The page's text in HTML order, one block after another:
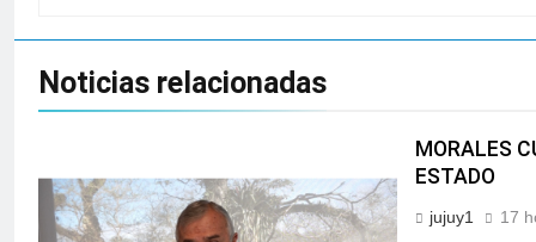
Noticias relacionadas
MORALES
ESTADO
jujuy1 17